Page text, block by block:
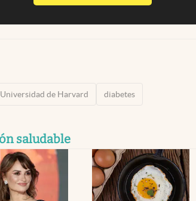
Universidad de Harvard diabetes
saludable